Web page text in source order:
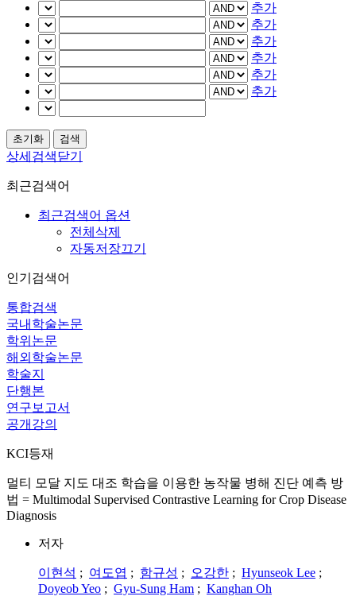
추가
추가
추가
추가
추가
추가
상세검색닫기
최근검색어
최근검색어 옵션
전체삭제
자동저장끄기
인기검색어
통합검색
국내학술논문
학위논문
해외학술논문
학술지
단행본
연구보고서
공개강의
KCI등재
멀티 모달 지도 대조 학습을 이용한 농작물 병해 진단 예측 방
법 = Multimodal Supervised Contrastive Learning for Crop Disease
Diagnosis
저자
이현석 ; 여도엽 ; 함규성 ; 오강한 ; Hyunseok Lee ;
Doyeob Yeo ; Gyu-Sung Ham ; Kanghan Oh